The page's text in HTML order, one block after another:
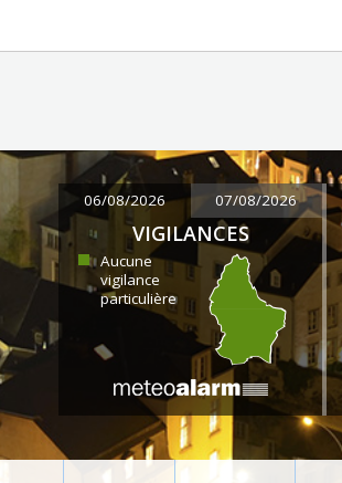
06/08/2026 07/08/2026
VIGILANCES
Aucune
vigilance
particulière